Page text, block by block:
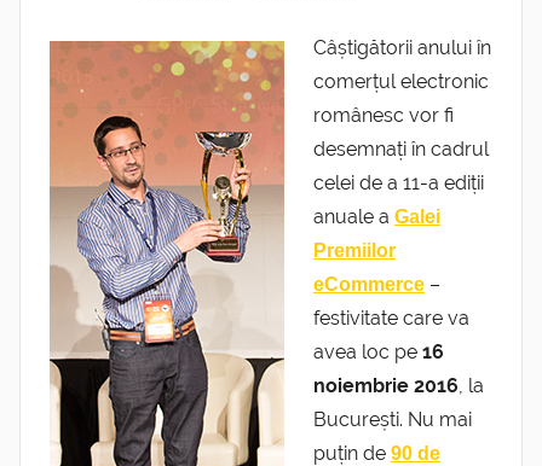
Câștigătorii anului în
comerțul electronic
românesc vor fi
desemnați în cadrul
celei de a 11-a ediții
anuale a Galei
Premiilor
eCommerce –
festivitate care va
avea loc pe 16
noiembrie 2016, la
București. Nu mai
puțin de 90 de